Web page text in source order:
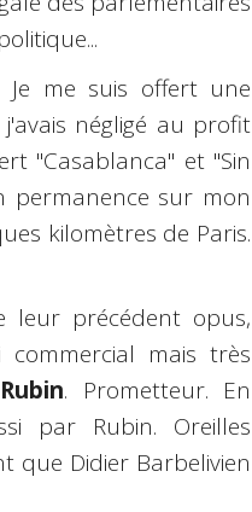
Je me suis offert une
négligé au profit
"Casablanca" et "Sin
permanence sur mon
kilomètres de Paris.
leur précédent opus,
mais très
. Prometteur. En
par Rubin. Oreilles
que Didier Barbelivien